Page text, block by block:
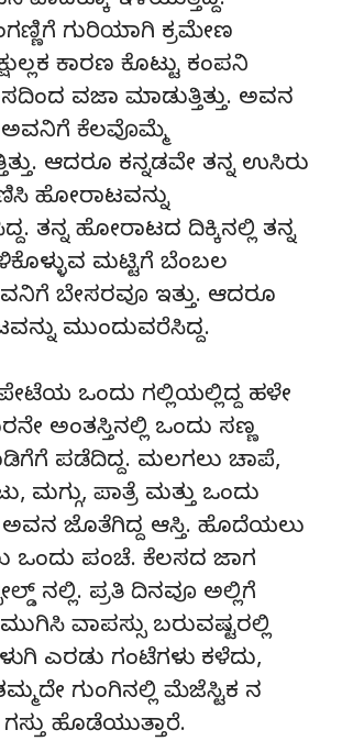
ಗುರಿಯಾಗಿ ಕ್ರಮೇಣ
ಕಾರಣ ಕೊಟ್ಟು ಕಂಪನಿ
ವಜಾ ಮಾಡುತ್ತಿತ್ತು. ಅವನ
ಅವನಿಗೆ ಕೆಲವೊಮ್ಮೆ
ಆದರೂ ಕನ್ನಡವೇ ತನ್ನ ಉಸಿರು
ಹೋರಾಟವನ್ನು
ತನ್ನ ಹೋರಾಟದ ದಿಕ್ಕಿನಲ್ಲಿ ತನ್ನ
ಮಟ್ಟಿಗೆ ಬೆಂಬಲ
ಬೇಸರವೂ ಇತ್ತು. ಆದರೂ
ಮುಂದುವರೆಸಿದ್ದ.
ಒಂದು ಗಲ್ಲಿಯಲ್ಲಿದ್ದ ಹಳೇ
ಅಂತಸ್ತಿನಲ್ಲಿ ಒಂದು ಸಣ್ಣ
ಪಡೆದಿದ್ದ. ಮಲಗಲು ಚಾಪೆ,
ಮಗ್ಗು, ಪಾತ್ರೆ ಮತ್ತು ಒಂದು
ಜೊತೆಗಿದ್ದ ಆಸ್ತಿ. ಹೊದೆಯಲು
ಒಂದು ಪಂಚೆ. ಕೆಲಸದ ಜಾಗ
ನಲ್ಲಿ. ಪ್ರತಿ ದಿನವೂ ಅಲ್ಲಿಗೆ
ವಾಪಸ್ಸು ಬರುವಷ್ಟರಲ್ಲಿ
ಎರಡು ಗಂಟೆಗಳು ಕಳೆದು,
ಗುಂಗಿನಲ್ಲಿ ಮೆಜೆಸ್ಟಿಕ ನ
ಗಸ್ತು ಹೊಡೆಯುತ್ತಾರೆ.